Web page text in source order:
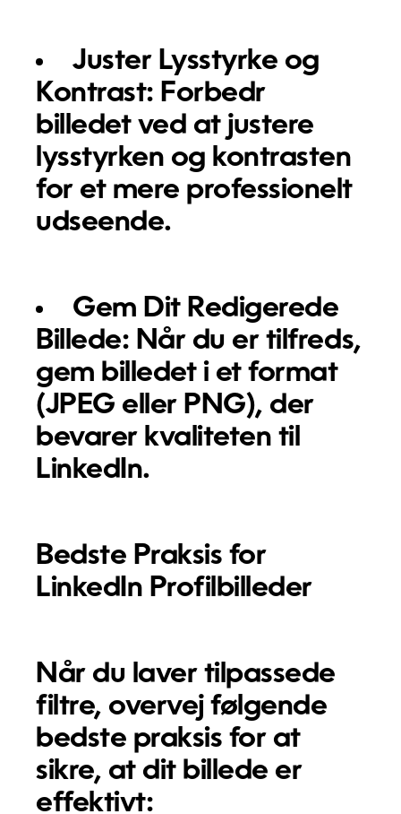
Juster Lysstyrke og
Kontrast: Forbedr
billedet ved at justere
lysstyrken og kontrasten
for et mere professionelt
udseende.
Gem Dit Redigerede
Billede: Når du er tilfreds,
gem billedet i et format
(JPEG eller PNG), der
bevarer kvaliteten til
LinkedIn.
Bedste Praksis for
LinkedIn Profilbilleder
Når du laver tilpassede
filtre, overvej følgende
bedste praksis for at
sikre, at dit billede er
effektivt: